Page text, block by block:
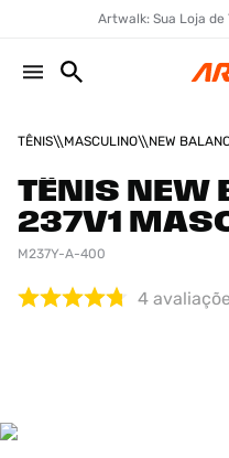
Artwalk: Sua Loja de
TÊNIS MASCULINO NEW
TÊNIS NEW
237V1
M237Y-A-400
4